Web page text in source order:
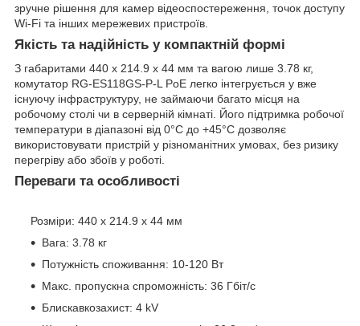
зручне рішення для камер відеоспостереження, точок доступу
Wi-Fi та інших мережевих пристроїв.
Якість та надійність у компактній формі
З габаритами 440 x 214.9 x 44 мм та вагою лише 3.78 кг,
комутатор RG-ES118GS-P-L PoE легко інтегрується у вже
існуючу інфраструктуру, не займаючи багато місця на
робочому столі чи в серверній кімнаті. Його підтримка робочої
температури в діапазоні від 0°C до +45°C дозволяє
використовувати пристрій у різноманітних умовах, без ризику
перегріву або збоїв у роботі.
Переваги та особливості
Розміри: 440 x 214.9 x 44 мм
Вага: 3.78 кг
Потужність споживання: 10-120 Вт
Макс. пропускна спроможність: 36 Гбіт/с
Блискавкозахист: 4 kV